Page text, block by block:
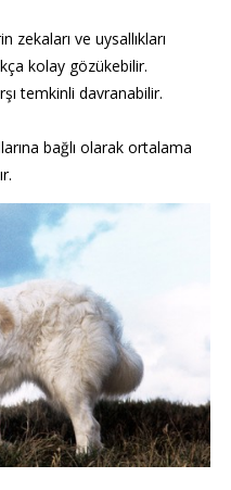
ve uysallıkları
kolay gözükebilir.
temkinli davranabilir.
bağlı olarak ortalama